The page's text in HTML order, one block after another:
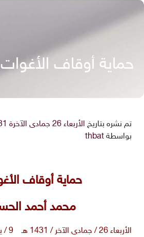
حماية أوقاف
تم نشره بتاريخ الأربعاء 26 جمادى الآخرة 1431هـ 9-6-2010م
بواسطة thbat
حماية أوقاف
محمد أحمد
الأربعاء 26 / جمادى الآخر / 1431 هـ 9 / يونيو / 2010 م